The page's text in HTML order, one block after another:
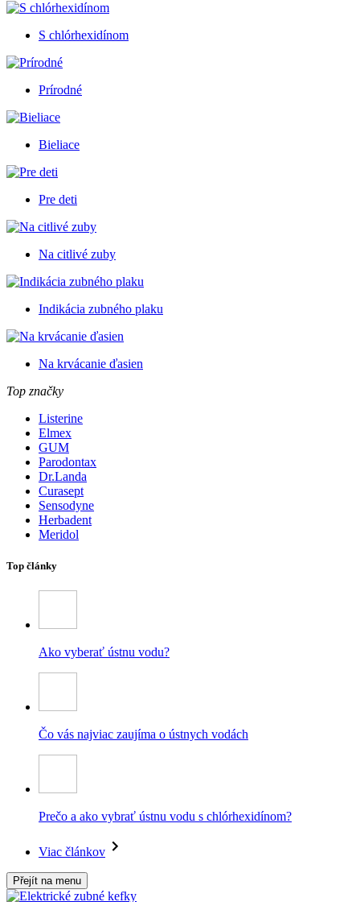
S chlórhexidínom
Prírodné
Bieliace
Pre deti
Na citlivé zuby
Indikácia zubného plaku
Na krvácanie ďasien
Top značky
Listerine
Elmex
GUM
Parodontax
Dr.Landa
Curasept
Sensodyne
Herbadent
Meridol
Top články
Ako vyberať ústnu vodu?
Čo vás najviac zaujíma o ústnych vodách
Prečo a ako vybrať ústnu vodu s chlórhexidínom?
Viac článkov
Přejít na menu